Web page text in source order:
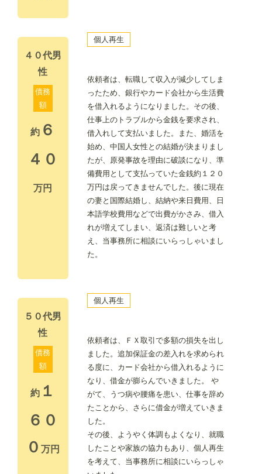
４０代男
性
債務
額
約 ６
４０
万円
個人再生
依頼者は、転職して収入が減少してしま
ったため、銀行やカード会社から生活費
を借入れるようになりました。その後、
仕事上のトラブルから金銭を要求され、
借入れして支払いました。また、婚活を
始め、中国人女性との結婚が決まりまし
たが、原発事故を理由に破談になり、準
備費用として支払っていた金銭約１２０
万円は戻ってきませんでした。後に現在
の妻と国際結婚し、結納や来日費用、日
本語学校費用などで出費がかさみ、借入
れが増えてしまい、返済は難しいと考
え、当事務所に相談にいらっしゃいまし
た。
５０代男
性
債務
額
約 １
６０
０万円
個人再生
依頼者は、ＦＸ取引で多額の損失を出し
ました。追加保証金の差入れを求められ
る度に、カード会社から借入れるように
なり、借金が膨らんでいきました。 や
がて、うつ病や腰痛を患い、仕事を辞め
たことから、さらに借金が増えていきま
した。
その後、ようやく体調もよくなり、就職
したことや家族の協力もあり、個人再生
を考えて、当事務所に相談にいらっしゃ